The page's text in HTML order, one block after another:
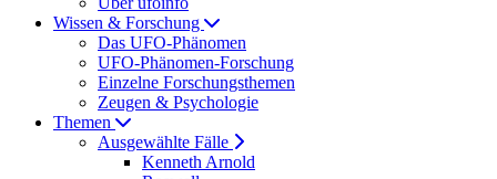
Wissen & Forschung
Das UFO-Phänomen
UFO-Phänomen-Forschung
Einzelne Forschungsthemen
Zeugen & Psychologie
Themen
Ausgewählte Fälle
Kenneth Arnold